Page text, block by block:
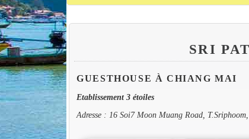
SRI
GUESTHOUSE À CHIANG MAI
Etablissement 3 étoiles
Adresse : 16 Soi7 Moon Muang Road,